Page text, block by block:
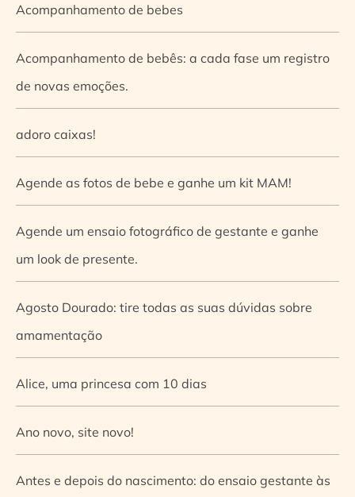
Acompanhamento de bebes
Acompanhamento de bebês: a cada fase um registro
de novas emoções.
adoro caixas!
Agende as fotos de bebe e ganhe um kit MAM!
Agende um ensaio fotográfico de gestante e ganhe
um look de presente.
Agosto Dourado: tire todas as suas dúvidas sobre
amamentação
Alice, uma princesa com 10 dias
Ano novo, site novo!
Antes e depois do nascimento: do ensaio gestante às